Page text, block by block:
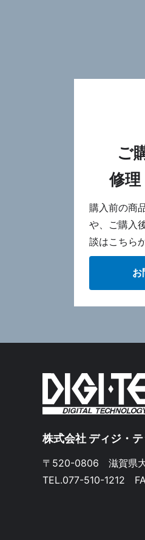
ご
修理
購入前の商
や、ご購入
談はこちら
お
株式会社 ディジ・テ
〒520-0806 滋賀県
TEL.077-510-1212